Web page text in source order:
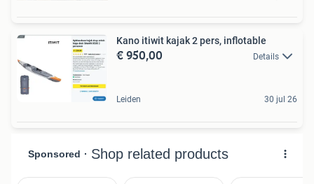
Kano itiwit kajak 2 pers, inflotable
€ 950,00 Details
Leiden 30 jul 26